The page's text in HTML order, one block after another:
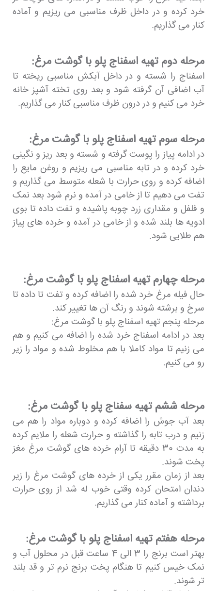
خرد کرده و در داخل ظرف مناسبی می ریزیم و آماده
کنار می گذاریم.
مرحله دوم تهیه اسفناج پلو با گوشت مرغ:
اسفناج را شسته و در داخل آبکش مناسبی ریخته تا
آب اضافی آن گرفته شود و بعد روی تخته آشپز خانه
خرد می کنیم و در درون ظرف مناسبی کنار می گذاریم.
مرحله سوم تهیه اسفناج پلو با گوشت مرغ:
در ادامه پیاز را پوست گرفته و شسته و بعد ریز و نگینی
خرد کرده و در تابه مناسبی می ریزیم و روغن مایع را
اضافه کرده و روی حرارت با شعله متوسط می گذاریم و
تفت می دهیم تا از خامی در آمده و نرم شود بعد نمک
و فلفل و مقداری زرد چوبه پاشیده و تفت داده تا بوی
ادویه ها بلند شده و از خامی در آمده و خرده های پیاز
هم طلایی شود.
مرحله چهارم تهیه اسفناج پلو با گوشت مرغ:
حال فیله مرغ خرد شده را اضافه کرده و تفت تا داده تا
سرخ و برشته شوند و رنگ آن ها تغییر کند.
مرحله پنجم تهیه اسفناج پلو با گوشت مرغ:
بعد در ادامه اسفناج خرد شده را اضافه می کنیم و هم
می زنیم تا مواد کاملا با هم مخلوط شده و مواد را زیر
رو می کنیم.
مرحله ششم تهیه سفناج پلو با گوشت مرغ:
بعد آب جوش را اضافه کرده و دوباره مواد را هم می
زنیم و درب تابه را گذاشته و حرارت شعله را ملایم کرده
به مدت 30 دقیقه تا آرام خرده های گوشت مرغ مغز
پخت شوند.
بعد از زمان مقرر یکی از خرده های گوشت مرغ را زیر
دندان امتحان کرده وقتی خوب له شد از روی حرارت
برداشته و آماده کنار می گذاریم.
مرحله هفتم تهیه اسفناج پلو با گوشت مرغ:
بهتر است برنج را 3 الی 4 ساعت قبل در محلول آب و
نمک خیس کنیم تا هنگام پخت برنج نرم تر و قد بلند
تر شوند.